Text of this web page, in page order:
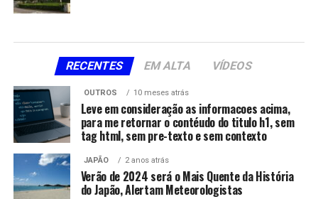
RECENTES EM ALTA VÍDEOS
OUTROS 10 meses atrás
Leve em consideração as informacoes acima,
para me retornar o contéudo do titulo h1, sem
tag html, sem pre-texto e sem contexto
JAPÃO 2 anos atrás
Verão de 2024 será o Mais Quente da História
do Japão, Alertam Meteorologistas